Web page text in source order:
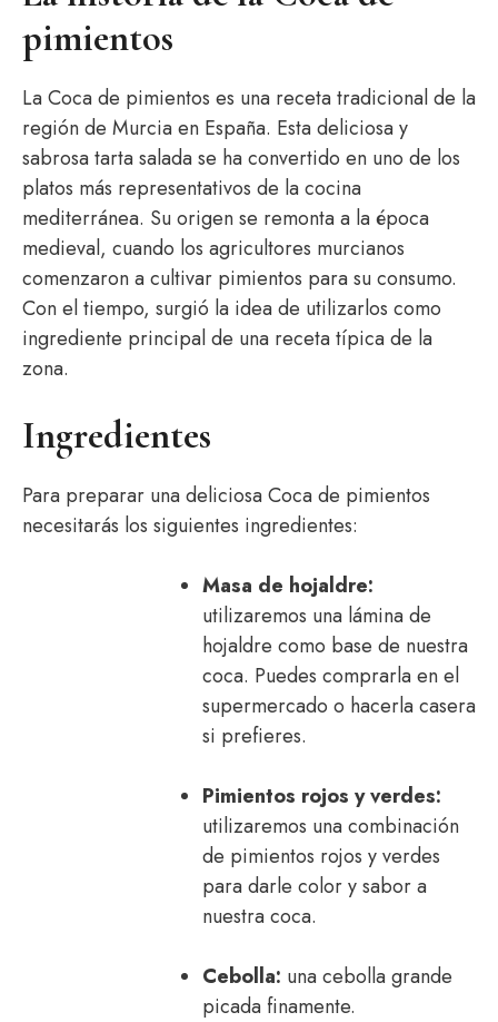
pimientos
La Coca de pimientos es una receta tradicional de la
región de Murcia en España. Esta deliciosa y
sabrosa tarta salada se ha convertido en uno de los
platos más representativos de la cocina
mediterránea. Su origen se remonta a la época
medieval, cuando los agricultores murcianos
comenzaron a cultivar pimientos para su consumo.
Con el tiempo, surgió la idea de utilizarlos como
ingrediente principal de una receta típica de la
zona.
Ingredientes
Para preparar una deliciosa Coca de pimientos
necesitarás los siguientes ingredientes:
Masa de hojaldre:
utilizaremos una lámina de
hojaldre como base de nuestra
coca. Puedes comprarla en el
supermercado o hacerla casera
si prefieres.
Pimientos rojos y verdes:
utilizaremos una combinación
de pimientos rojos y verdes
para darle color y sabor a
nuestra coca.
Cebolla: una cebolla grande
picada finamente.